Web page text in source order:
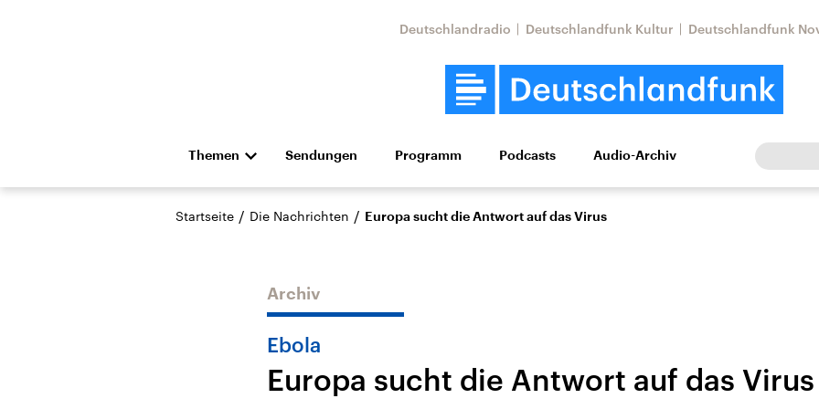
Deutschlandradio Deutschlandfunk Kultur Deutschlandfunk
Themen
Die Nachrichten Politik Wirtschaft Wissen Kultur Europa
Hörspiel und Feature Musik
Nahostkonflikt
Iran
Faktenchecks
Sendungen Programm Podcasts Audio-Archiv
Startseite / Die Nachrichten / Europa sucht die Antwort auf das Virus
Archiv
Ebola
Europa sucht die Antwort auf das Virus